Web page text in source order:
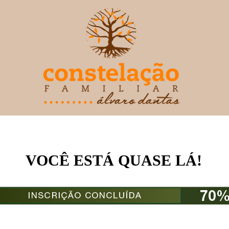
VOCÊ ESTÁ QUASE LÁ!